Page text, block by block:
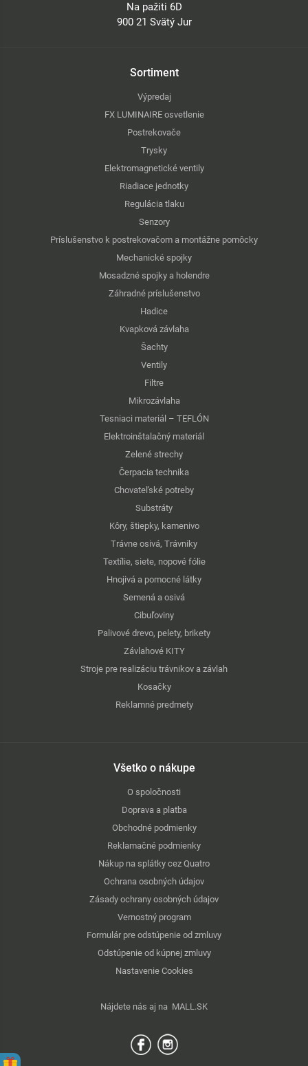
Na pažiti 6D
900 21 Svätý Jur
Sortiment
Výpredaj
FX LUMINAIRE osvetlenie
Postrekovače
Trysky
Elektromagnetické ventily
Riadiace jednotky
Regulácia tlaku
Senzory
Príslušenstvo k postrekovačom a montážne pomôcky
Mechanické spojky
Mosadzné spojky a holendre
Záhradné príslušenstvo
Hadice
Kvapková závlaha
Šachty
Ventily
Filtre
Mikrozávlaha
Tesniaci materiál – TEFLÓN
Elektroinštalačný materiál
Zelené strechy
Čerpacia technika
Chovateľské potreby
Substráty
Kôry, štiepky, kamenivo
Trávne osivá, Trávniky
Textílie, siete, nopové fólie
Hnojivá a pomocné látky
Semená a osivá
Cibuľoviny
Palivové drevo, pelety, brikety
Závlahové KITY
Stroje pre realizáciu trávnikov a závlah
Kosačky
Reklamné predmety
Všetko o nákupe
O spoločnosti
Doprava a platba
Obchodné podmienky
Reklamačné podmienky
Nákup na splátky cez Quatro
Ochrana osobných údajov
Zásady ochrany osobných údajov
Vernostný program
Formulár pre odstúpenie od zmluvy
Odstúpenie od kúpnej zmluvy
Nastavenie Cookies
Nájdete nás aj na MALL.SK